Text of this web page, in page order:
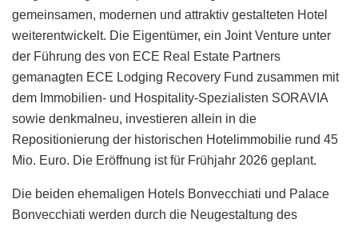
gemeinsamen, modernen und attraktiv gestalteten Hotel
weiterentwickelt. Die Eigentümer, ein Joint Venture unter
der Führung des von ECE Real Estate Partners
gemanagten ECE Lodging Recovery Fund zusammen mit
dem Immobilien- und Hospitality-Spezialisten SORAVIA
sowie denkmalneu, investieren allein in die
Repositionierung der historischen Hotelimmobilie rund 45
Mio. Euro. Die Eröffnung ist für Frühjahr 2026 geplant.
Die beiden ehemaligen Hotels Bonvecchiati und Palace
Bonvecchiati werden durch die Neugestaltung des